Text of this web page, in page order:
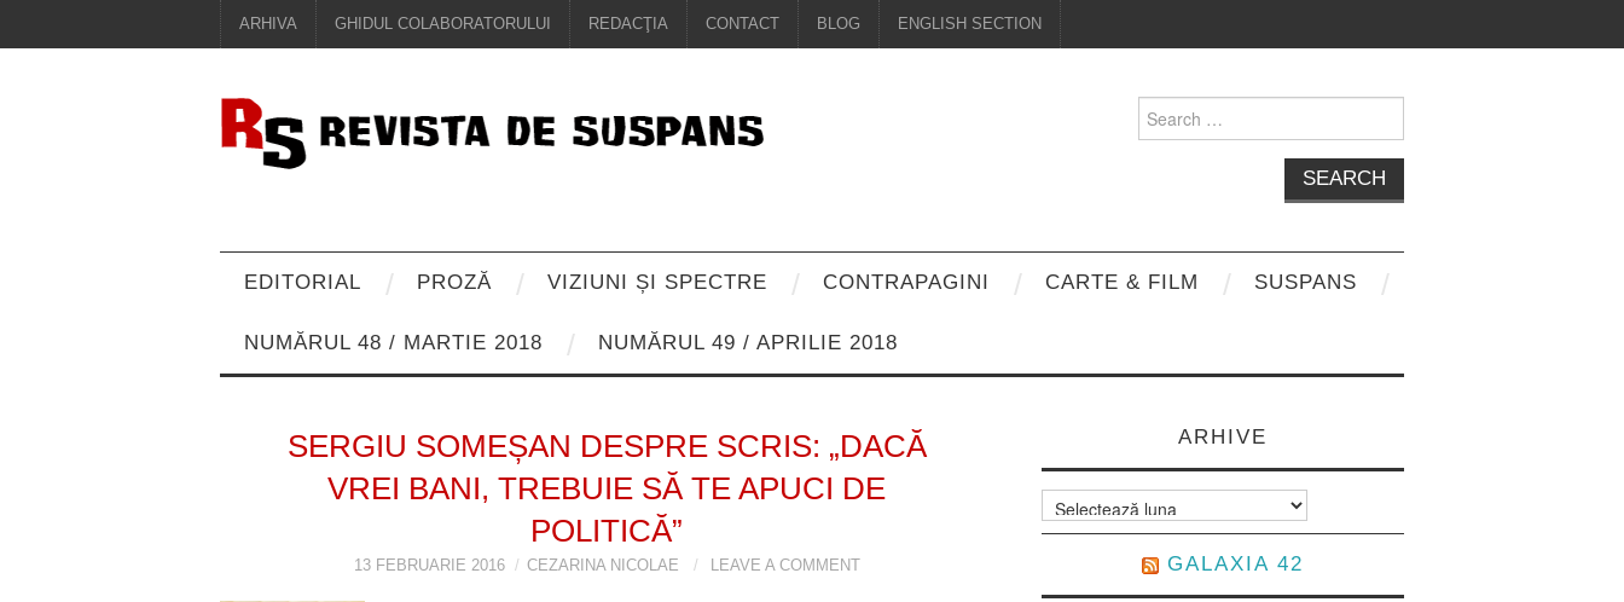
ARHIVA GHIDUL COLABORATORULUI REDACŢIA CONTACT BLOG ENGLISH SECTION
Search
for:
EDITORIAL PROZĂ VIZIUNI ȘI SPECTRE CONTRAPAGINI CARTE & FILM SUSPANS
NUMĂRUL 48 / MARTIE 2018 NUMĂRUL 49 / APRILIE 2018
SERGIU SOMEȘAN DESPRE SCRIS: „DACĂ
VREI BANI, TREBUIE SĂ TE APUCI DE
POLITICĂ”
13 FEBRUARIE 2016 CEZARINA NICOLAE LEAVE A COMMENT
ARHIVE
Arhive
GALAXIA 42